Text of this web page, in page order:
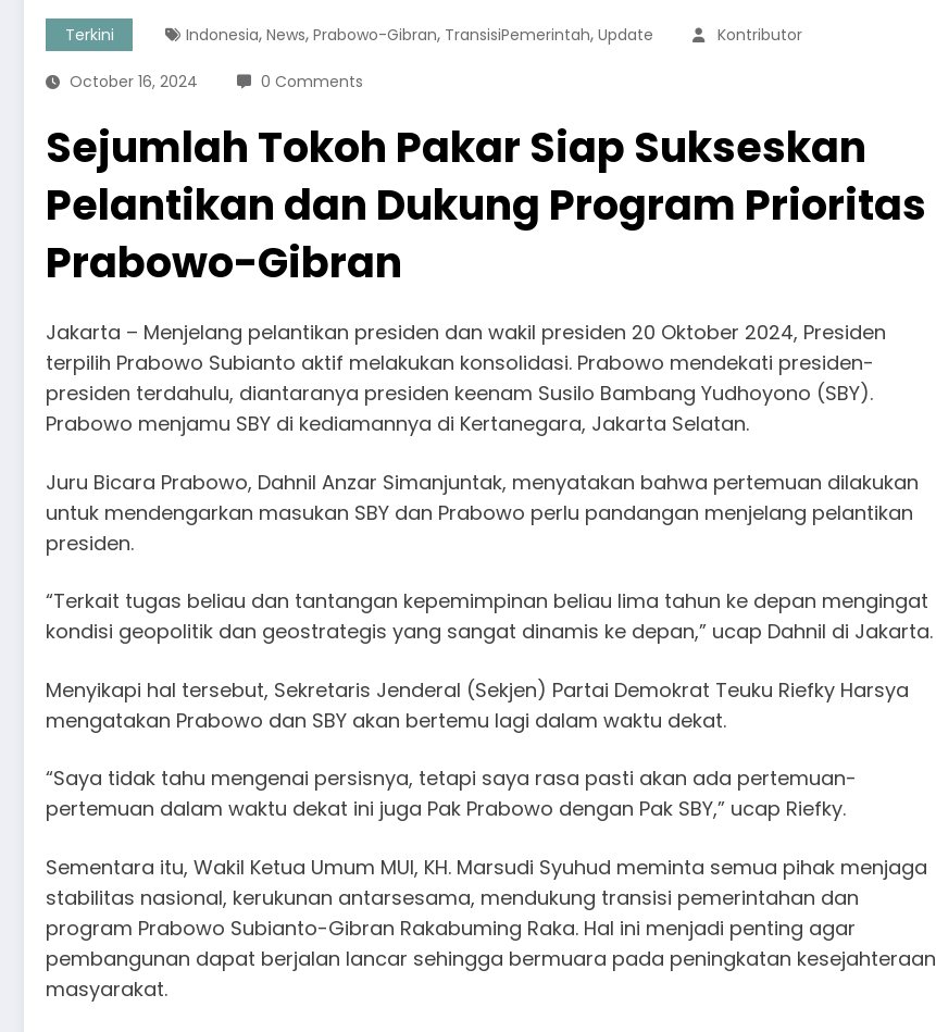
Terkini Indonesia, News, Prabowo-Gibran, TransisiPemerintah, Update Kontributor
October 16, 2024 0 Comments
Sejumlah Tokoh Pakar Siap Sukseskan
Pelantikan dan Dukung Program Prioritas
Prabowo-Gibran
Jakarta – Menjelang pelantikan presiden dan wakil presiden 20 Oktober 2024, Presiden
terpilih Prabowo Subianto aktif melakukan konsolidasi. Prabowo mendekati presiden-
presiden terdahulu, diantaranya presiden keenam Susilo Bambang Yudhoyono (SBY).
Prabowo menjamu SBY di kediamannya di Kertanegara, Jakarta Selatan.
Juru Bicara Prabowo, Dahnil Anzar Simanjuntak, menyatakan bahwa pertemuan dilakukan
untuk mendengarkan masukan SBY dan Prabowo perlu pandangan menjelang pelantikan
presiden.
“Terkait tugas beliau dan tantangan kepemimpinan beliau lima tahun ke depan mengingat
kondisi geopolitik dan geostrategis yang sangat dinamis ke depan,” ucap Dahnil di Jakarta.
Menyikapi hal tersebut, Sekretaris Jenderal (Sekjen) Partai Demokrat Teuku Riefky Harsya
mengatakan Prabowo dan SBY akan bertemu lagi dalam waktu dekat.
“Saya tidak tahu mengenai persisnya, tetapi saya rasa pasti akan ada pertemuan-
pertemuan dalam waktu dekat ini juga Pak Prabowo dengan Pak SBY,” ucap Riefky.
Sementara itu, Wakil Ketua Umum MUI, KH. Marsudi Syuhud meminta semua pihak menjaga
stabilitas nasional, kerukunan antarsesama, mendukung transisi pemerintahan dan
program Prabowo Subianto-Gibran Rakabuming Raka. Hal ini menjadi penting agar
pembangunan dapat berjalan lancar sehingga bermuara pada peningkatan kesejahteraan
masyarakat.